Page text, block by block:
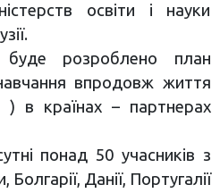
освіти і науки
розроблено план
впродовж життя
в країнах – партнерах
понад 50 учасників з
Болгарії, Данії, Португалії